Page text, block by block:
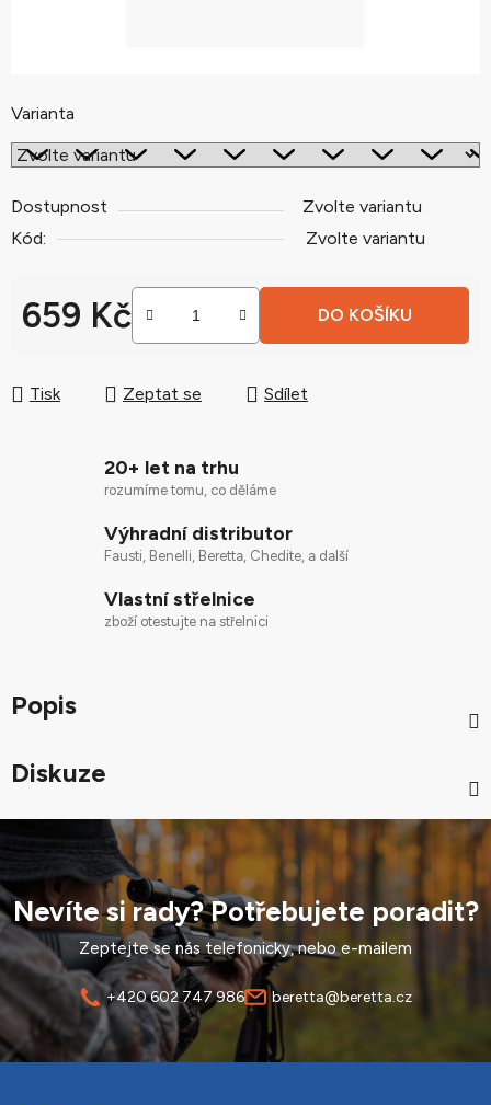
Varianta
Dostupnost
Zvolte variantu
Kód:
Zvolte variantu
659 Kč DO KOŠÍKU
Tisk Zeptat se Sdílet
20+ let na trhu
rozumíme tomu, co děláme
Výhradní distributor
Fausti, Benelli, Beretta, Chedite, a další
Vlastní střelnice
zboží otestujte na střelnici
Popis
Diskuze
Nevíte si rady? Potřebujete poradit?
Zeptejte se nás telefonicky, nebo e-mailem
+420 602 747 986 beretta@beretta.cz